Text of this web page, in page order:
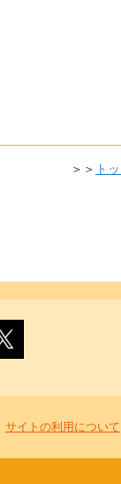
＞＞ ト
サイトの利用について